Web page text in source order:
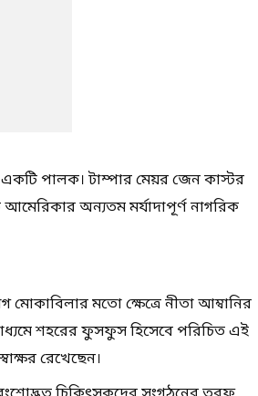
পালক। টাম্পার মেয়র জেন কাস্টর
অন্যতম মর্যাদাপূর্ণ নাগরিক
মোকাবিলার মতো ক্ষেত্রে নীতা আম্বানির
শহরের ফুসফুস হিসেবে পরিচিত এই
রেখেছেন।